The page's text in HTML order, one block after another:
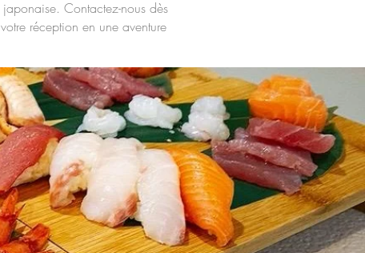
Contactez-nous dès
réception en une aventure